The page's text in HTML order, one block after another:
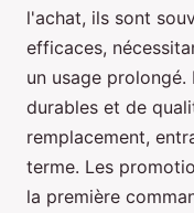
l'achat, ils sont
efficaces,
un usage
durables et de
remplacement,
terme. Les
la première